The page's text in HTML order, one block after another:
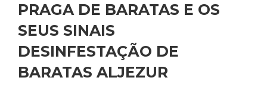
PRAGA DE BARATAS E OS
SEUS SINAIS
DESINFESTAÇÃO DE
BARATAS ALJEZUR